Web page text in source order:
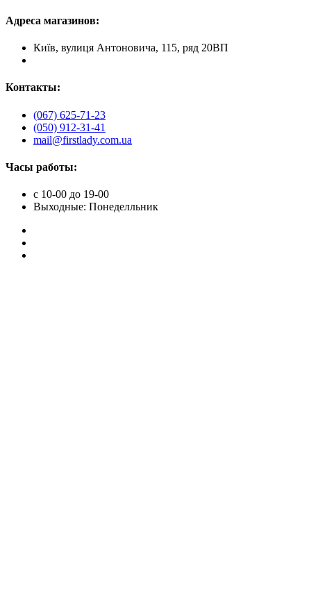
Адреса магазинов:
Київ, вулиця Антоновича, 115, ряд 20ВП
Контакты:
(067) 625-71-23
(050) 912-31-41
mail@firstlady.com.ua
Часы работы:
с 10-00 до 19-00
Выходные: Понеделльник